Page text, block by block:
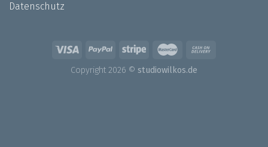
Datenschutz
Copyright 2026 © studiowilkos.de